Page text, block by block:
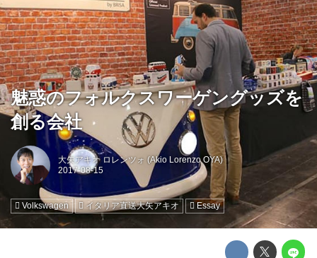
魅惑のフォルクスワーゲングッズを
創る会社
大矢アキオ ロレンツォ (Akio Lorenzo OYA)
Volkswagen イタリア直送大矢アキオ Essay